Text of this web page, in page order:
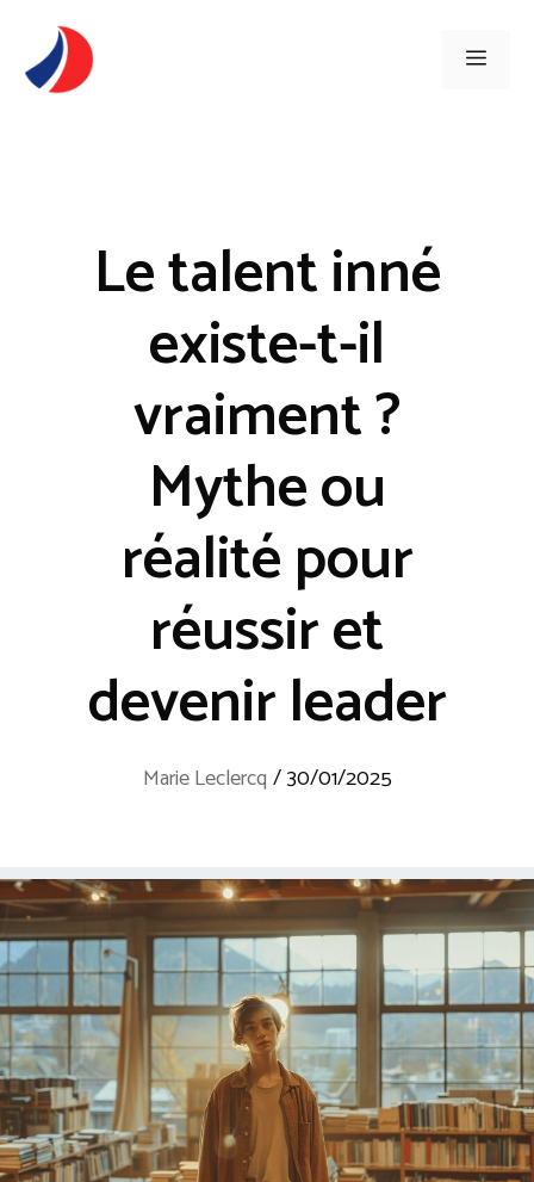
contenu
Menu
Le talent inné
existe-t-il
vraiment ?
Mythe ou
réalité pour
réussir et
devenir leader
Marie Leclercq /30/01/2025